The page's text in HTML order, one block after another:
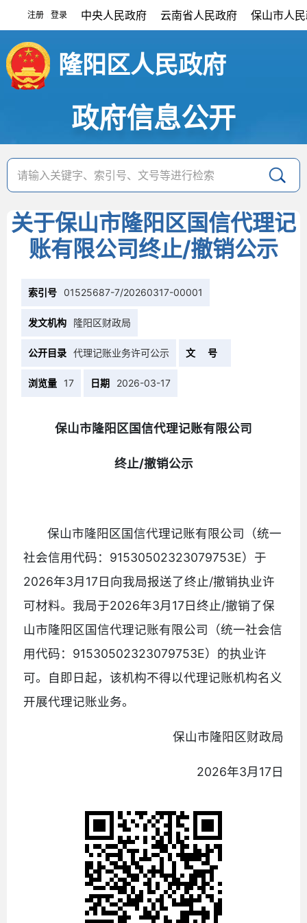
注册 登录 中央人民政府 云南省人民政府 保山市人
隆阳区人民政府
政府信息公开
关于保山市隆阳区国信代理记
账有限公司终止/撤销公示
索引号 01525687-7/20260317-00001
发文机构 隆阳区财政局
公开目录 代理记账业务许可公示 文 号
浏览量 17 日期 2026-03-17
保山市隆阳区国信代理记账有限公司
终止/撤销公示
保山市隆阳区国信代理记账有限公司（统一
社会信用代码：91530502323079753E）于
2026年3月17日向我局报送了终止/撤销执业许
可材料。我局于2026年3月17日终止/撤销了保
山市隆阳区国信代理记账有限公司（统一社会信
用代码：91530502323079753E）的执业许
可。自即日起，该机构不得以代理记账机构名义
开展代理记账业务。
保山市隆阳区财政局
2026年3月17日